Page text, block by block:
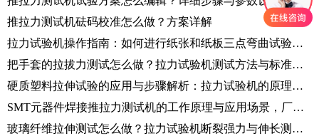
推拉力测试机砝码校准怎么做？方案详解
拉力试验机操作指南：如何进行纸张和纸板三点弯曲试验？详细步骤解析！
把手套的拉拔力测试怎么做？拉力试验机测试方法与标准解析
硬质塑料拉伸试验的应用与步骤解析：拉力试验机的原理和操作方法
SMT元器件焊接推拉力测试机的工作原理与应用场景，厂家技术解答！
玻璃纤维拉伸测试怎么做？拉力试验机断裂强力与伸长测定全解析